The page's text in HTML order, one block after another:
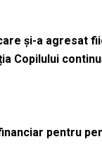
și-a agresat
Copilului
pentru